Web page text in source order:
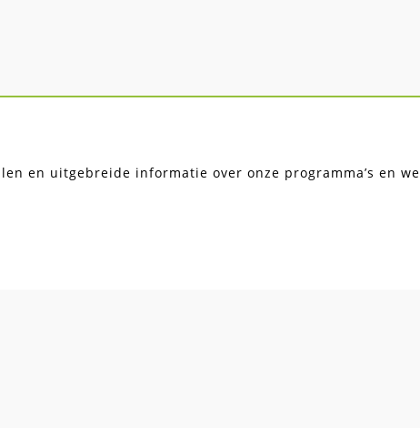
en uitgebreide informatie over onze programma’s en